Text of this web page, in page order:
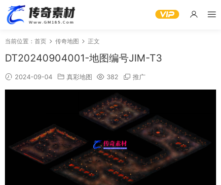
当前位置： 首页 传奇地图 正文
DT20240904001-地图编号JIM-T3
2024-09-04 真彩地图 382 推广